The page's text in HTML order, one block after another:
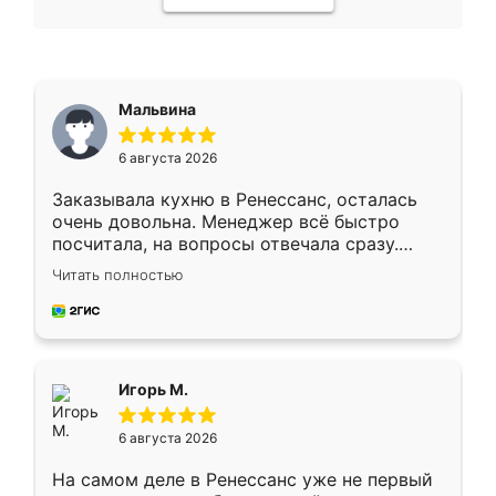
Мальвина
6 августа 2026
Заказывала кухню в Ренессанс, осталась
очень довольна. Менеджер всё быстро
посчитала, на вопросы отвечала сразу.
Замерщик приехал в субботу, подошёл к
делу со всей ответственностью. Собрали
за день, ребята работали аккуратно, даже
Читать полностью
Игорь М.
6 августа 2026
На самом деле в Ренессанс уже не первый